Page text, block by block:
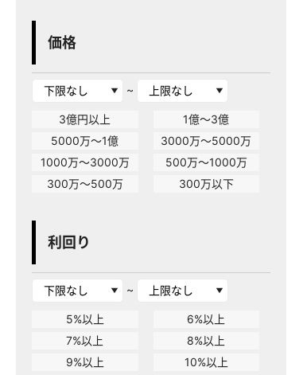
価格
~
3億円以上
1億～3億
5000万～1億
3000万～5000万
1000万～3000万
500万～1000万
300万～500万
300万以下
利回り
~
5%以上
6%以上
7%以上
8%以上
9%以上
10%以上